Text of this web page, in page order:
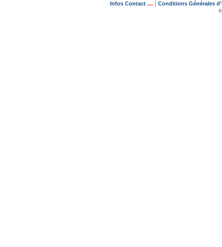
Infos Contact ... Conditions Générales
©